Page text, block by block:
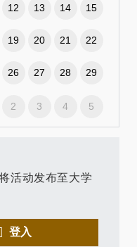
12 13 14 15
19 20 21 22
26 27 28 29
2 3 4 5
活动发布至大学
登入